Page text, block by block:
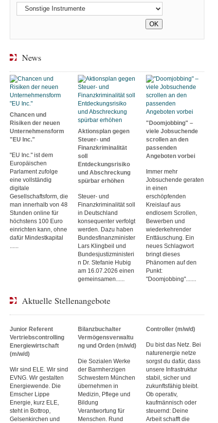
News
Chancen und
Risiken der neuen
Unternehmensform
"EU Inc."
"EU Inc." ist dem
Europäischen
Parlament zufolge
eine vollständig
digitale
Gesellschaftsform, die
man innerhalb von 48
Stunden online für
höchstens 100 Euro
einrichten kann, ohne
dafür Mindestkapital
Aktionsplan gegen
Steuer- und
Finanzkriminalität
soll
Entdeckungsrisiko
und Abschreckung
spürbar erhöhen
Steuer- und
Finanzkriminalität soll
in Deutschland
konsequenter verfolgt
werden. Dazu haben
Bundesfinanzminister
Lars Klingbeil und
Bundesjustizministeri
n Dr. Stefanie Hubig
am 16.07.2026 einen
gemeinsamen......
"Doomjobbing" –
viele Jobsuchende
scrollen an den
passenden
Angeboten vorbei
Immer mehr
Jobsuchende geraten
in einen
erschöpfenden
Kreislauf aus
endlosem Scrollen,
Bewerben und
wiederkehrender
Enttäuschung. Ein
neues Schlagwort
bringt dieses
Phänomen auf den
Punkt:
"Doomjobbing".......
Aktuelle Stellenangebote
Junior Referent
Vertriebscontrolling
Energiewirtschaft
(m/w/d)
Wir sind ELE. Wir sind
EVNG. Wir gestalten
Energiewende. Die
Emscher Lippe
Energie, kurz ELE,
steht in Bottrop,
Gelsenkirchen und
Bilanzbuchalter
Vermögensverwaltu
ng und Orden (m/w/d)
Die Sozialen Werke
der Barmherzigen
Schwestern München
übernehmen in
Medizin, Pflege und
Bildung
Verantwortung für
Menschen. Rund
Controller (m/w/d)
Du bist das Netz. Bei
naturenergie netze
sorgst du dafür, dass
unsere Infrastruktur
stabil, sicher und
zukunftsfähig bleibt.
Ob operativ,
kaufmännisch oder
steuernd: Deine
Arbeit schafft die